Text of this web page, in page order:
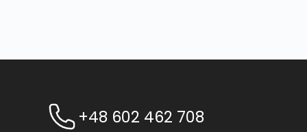
+48 602 462 708